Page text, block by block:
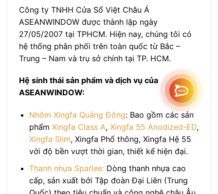
Công ty TNHH Cửa Sổ Việt Châu Á
ASEANWINDOW được thành lập ngày
27/05/2007 tại TPHCM. Hiện nay, chúng tôi có
hệ thống phân phối trên toàn quốc từ Bắc –
Trung – Nam và trụ sở chính tại TP. HCM.
Hệ sinh thái sản phẩm và dịch vụ của
ASEANWINDOW:
Nhôm Xingfa Quảng Đông: Bao gồm các sản
phẩm Xingfa Class A, Xingfa 55 Anodized-ED,
Xingfa Slim, Xingfa Phổ thông, Xingfa Hệ 55
với độ bền vượt thời gian, thiết kế hiện đại.
Thanh nhựa Sparlee: Dòng thanh nhựa cao
cấp, sản xuất bởi Tập đoàn Đại Liên (Trung